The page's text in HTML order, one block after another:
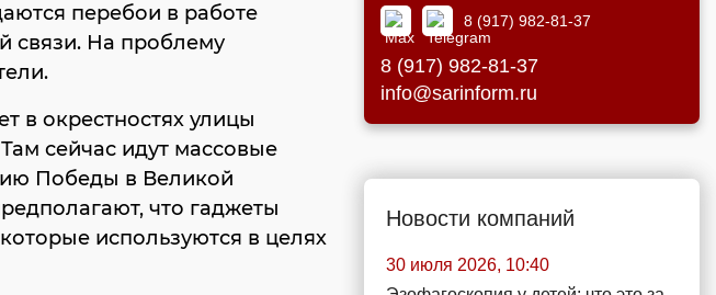
перебои в работе
связи. На проблему
в окрестностях улицы
сейчас идут массовые
Победы в Великой
что гаджеты
используются в целях
8 (917) 982-81-37
8 (917) 982-81-37
info@sarinform.ru
Новости компаний
30 июля 2026, 10:40